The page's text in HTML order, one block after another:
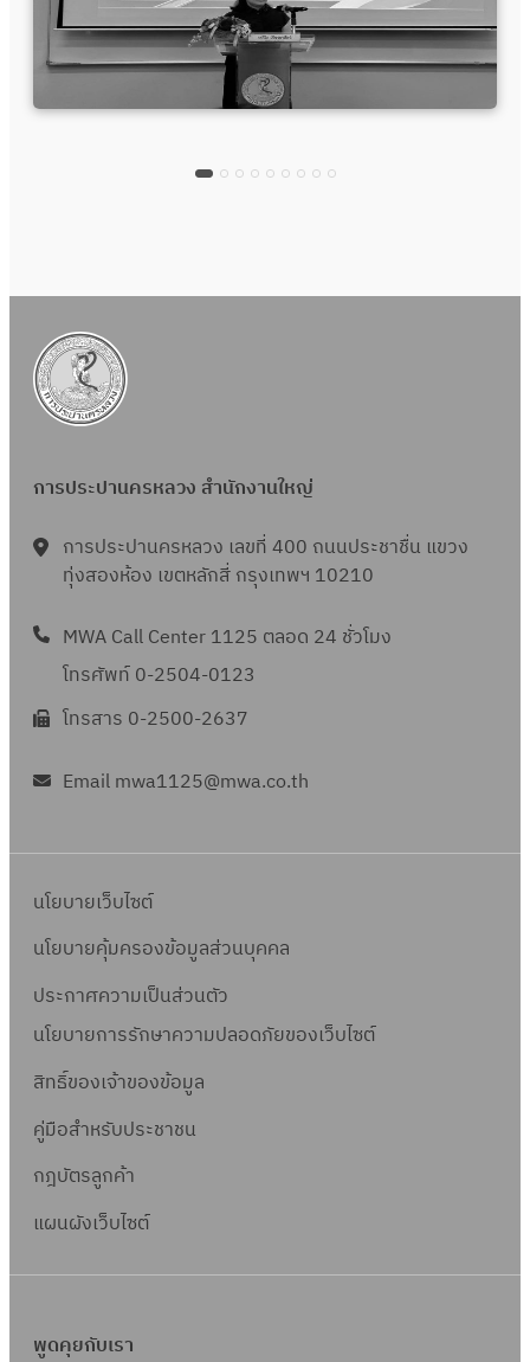
การประปานครหลวง สำนักงานใหญ่
การประปานครหลวง เลขที่ 400 ถนนประชาชื่น แขวง
ทุ่งสองห้อง เขตหลักสี่ กรุงเทพฯ 10210
MWA Call Center 1125 ตลอด 24 ชั่วโมง
โทรศัพท์ 0-2504-0123
โทรสาร 0-2500-2637
Email mwa1125@mwa.co.th
นโยบายเว็บไซต์
นโยบายคุ้มครองข้อมูลส่วนบุคคล
ประกาศความเป็นส่วนตัว
นโยบายการรักษาความปลอดภัยของเว็บไซต์
สิทธิ์ของเจ้าของข้อมูล
คู่มือสำหรับประชาชน
กฎบัตรลูกค้า
แผนผังเว็บไซต์
พูดคุยกับเรา